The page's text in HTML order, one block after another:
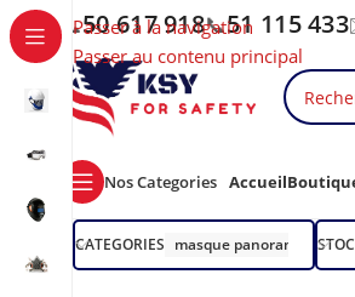
Passer à la navigation
Passer au contenu principal
📞50 617 918📞51 115 433
Nos Categories Accueil
CATEGORIES masque panoramique